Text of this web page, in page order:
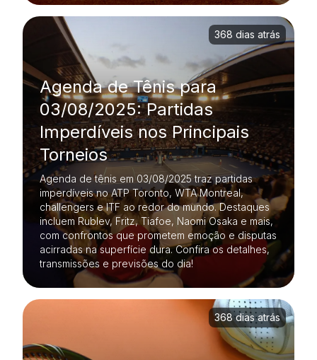
Agenda de Tênis para
03/08/2025: Partidas
Imperdíveis nos Principais
Torneios
Agenda de tênis em 03/08/2025 traz partidas
imperdíveis no ATP Toronto, WTA Montreal,
challengers e ITF ao redor do mundo. Destaques
incluem Rublev, Fritz, Tiafoe, Naomi Osaka e mais,
com confrontos que prometem emoção e disputas
acirradas na superfície dura. Confira os detalhes,
transmissões e previsões do dia!
368 dias atrás
368 dias atrás